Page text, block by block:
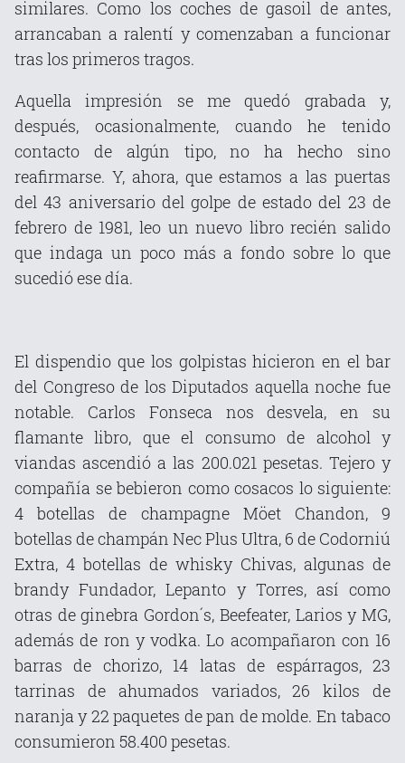
similares. Como los coches de gasoil de antes,
arrancaban a ralentí y comenzaban a funcionar
tras los primeros tragos.
Aquella impresión se me quedó grabada y,
después, ocasionalmente, cuando he tenido
contacto de algún tipo, no ha hecho sino
reafirmarse. Y, ahora, que estamos a las puertas
del 43 aniversario del golpe de estado del 23 de
febrero de 1981, leo un nuevo libro recién salido
que indaga un poco más a fondo sobre lo que
sucedió ese día.
El dispendio que los golpistas hicieron en el bar
del Congreso de los Diputados aquella noche fue
notable. Carlos Fonseca nos desvela, en su
flamante libro, que el consumo de alcohol y
viandas ascendió a las 200.021 pesetas. Tejero y
compañía se bebieron como cosacos lo siguiente:
4 botellas de champagne Möet Chandon, 9
botellas de champán Nec Plus Ultra, 6 de Codorniú
Extra, 4 botellas de whisky Chivas, algunas de
brandy Fundador, Lepanto y Torres, así como
otras de ginebra Gordon´s, Beefeater, Larios y MG,
además de ron y vodka. Lo acompañaron con 16
barras de chorizo, 14 latas de espárragos, 23
tarrinas de ahumados variados, 26 kilos de
naranja y 22 paquetes de pan de molde. En tabaco
consumieron 58.400 pesetas.